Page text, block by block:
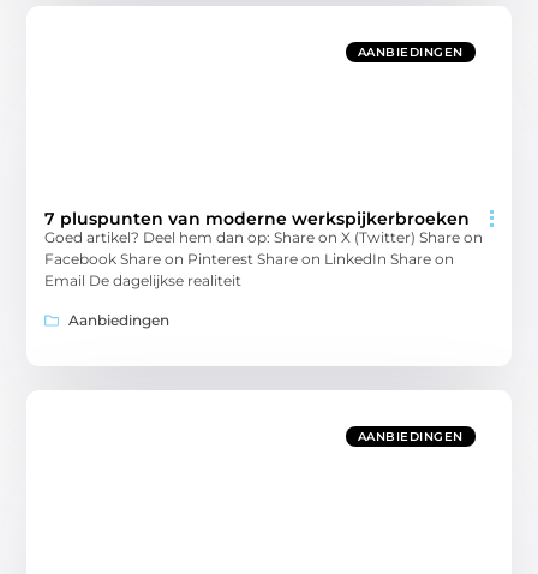
AANBIEDINGEN
7 pluspunten van moderne werkspijkerbroeken
Goed artikel? Deel hem dan op: Share on X (Twitter) Share on
Facebook Share on Pinterest Share on LinkedIn Share on
Email De dagelijkse realiteit
Aanbiedingen
AANBIEDINGEN